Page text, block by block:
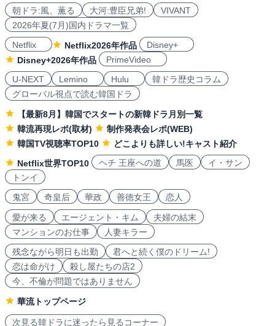
朝ドラ:風、薫る 大河:豊臣兄弟!
VIVANT
2026年夏(7月)国内ドラマ一覧
Netflix
Netflix2026年作品
Disney+
Disney+2026年作品
PrimeVideo
U-NEXT
Lemino Hulu
韓ドラ歴史コラム
グローバル視点で読む韓国ドラ
【最新8月】韓国でスタートの新韓ドラ月別一覧
韓流再現レポ(取材)
制作発表会レポ(WEB)
韓国TV視聴率TOP10
どこよりも詳しい!キャスト紹介
Netflix世界TOP10
ヘチ 王座への道 馬医
イ・サン
トンイ
鬼宮
奇皇后 華政 善徳女王 恋人
愛が来る エージェント・キム
夫婦の結末
マンションのお仕事
人妻キラー
残念ながら明日も出勤
君へと続く僕のドリーム!
恋は命がけ
殺し屋たちの店2
今、不倫が問題ではありません
華流トップページ
次見る韓ドラに迷ったら見るコーナー